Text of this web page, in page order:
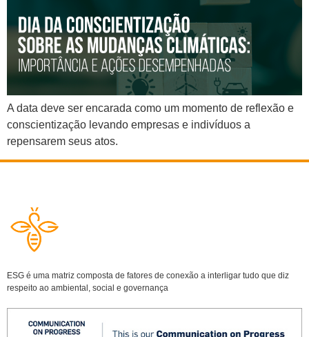
A data deve ser encarada como um momento de reflexão e
conscientização levando empresas e indivíduos a
repensarem seus atos.
ESG é uma matriz composta de fatores de conexão a interligar tudo que diz
respeito ao ambiental, social e governança